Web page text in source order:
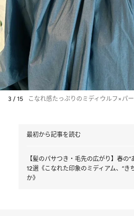
3 / 15 こなれ感たっぷりのミディウルフ×パー
最初から記事を読む
【髪のパサつき・毛先の広がり】春の“
12選《こなれた印象のミディアム、“き
か》